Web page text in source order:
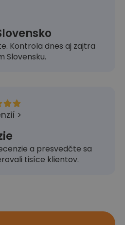
Kontrola dnes aj zajtra
Slovensku.

>
a presvedčte sa
tisíce klientov.